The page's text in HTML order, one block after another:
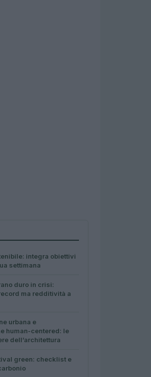
integra obiettivi
settimana
duro in crisi:
ma redditività a
urbana e
human-centered: le
dell’architettura
green: checklist e